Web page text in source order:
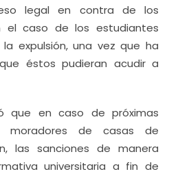
legal en contra de los
el caso de los estudiantes
expulsión, una vez que ha
éstos pudieran acudir a
que en caso de próximas
de casas de
las sanciones de manera
universitaria a fin de